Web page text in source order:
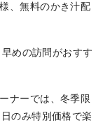
、無料のかき汁配
めの訪問がおすす
ナーでは、冬季限
のみ特別価格で楽